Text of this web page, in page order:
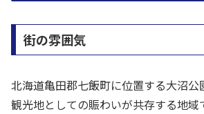
街の雰囲気
北海道亀田郡七飯町に位置する大沼公
観光地としての賑わいが共存する地域